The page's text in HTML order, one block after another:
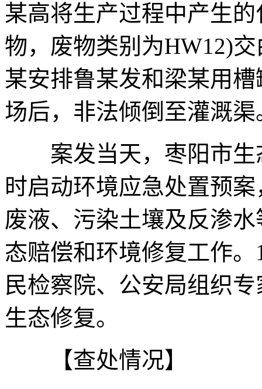
某高将生产过程中产生
物，废物类别为HW12)
某安排鲁某发和梁某用
场后，非法倾倒至灌溉渠
案发当天，枣阳市生
时启动环境应急处置预
废液、污染土壤及反渗
态赔偿和环境修复工作
民检察院、公安局组织
生态修复。
【查处情况】